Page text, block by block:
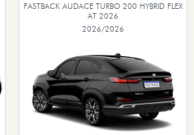
FASTBACK AUDACE TURBO 200 HYBRID FLEX
AT 2026
2026/2026